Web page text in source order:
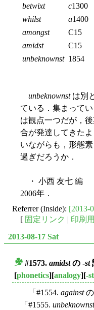
betwixt
c1300
whilst
a1400
amongst
C15
amidst
C15
unbeknownst 1854
unbeknownstは別
ている．集まって
は観点一つだが，
合が発達してきた
いながらも，形態素
過ぎだろうか．
・ 小西 友七 編
2006年．
Referrer (Inside): [2013-
[ 固定リンク | 印刷
2013-08-17 Sat
#1573. amidstの -st
[phonetics][analogy][-st
「#1554. against
「#1555. unbeknownst